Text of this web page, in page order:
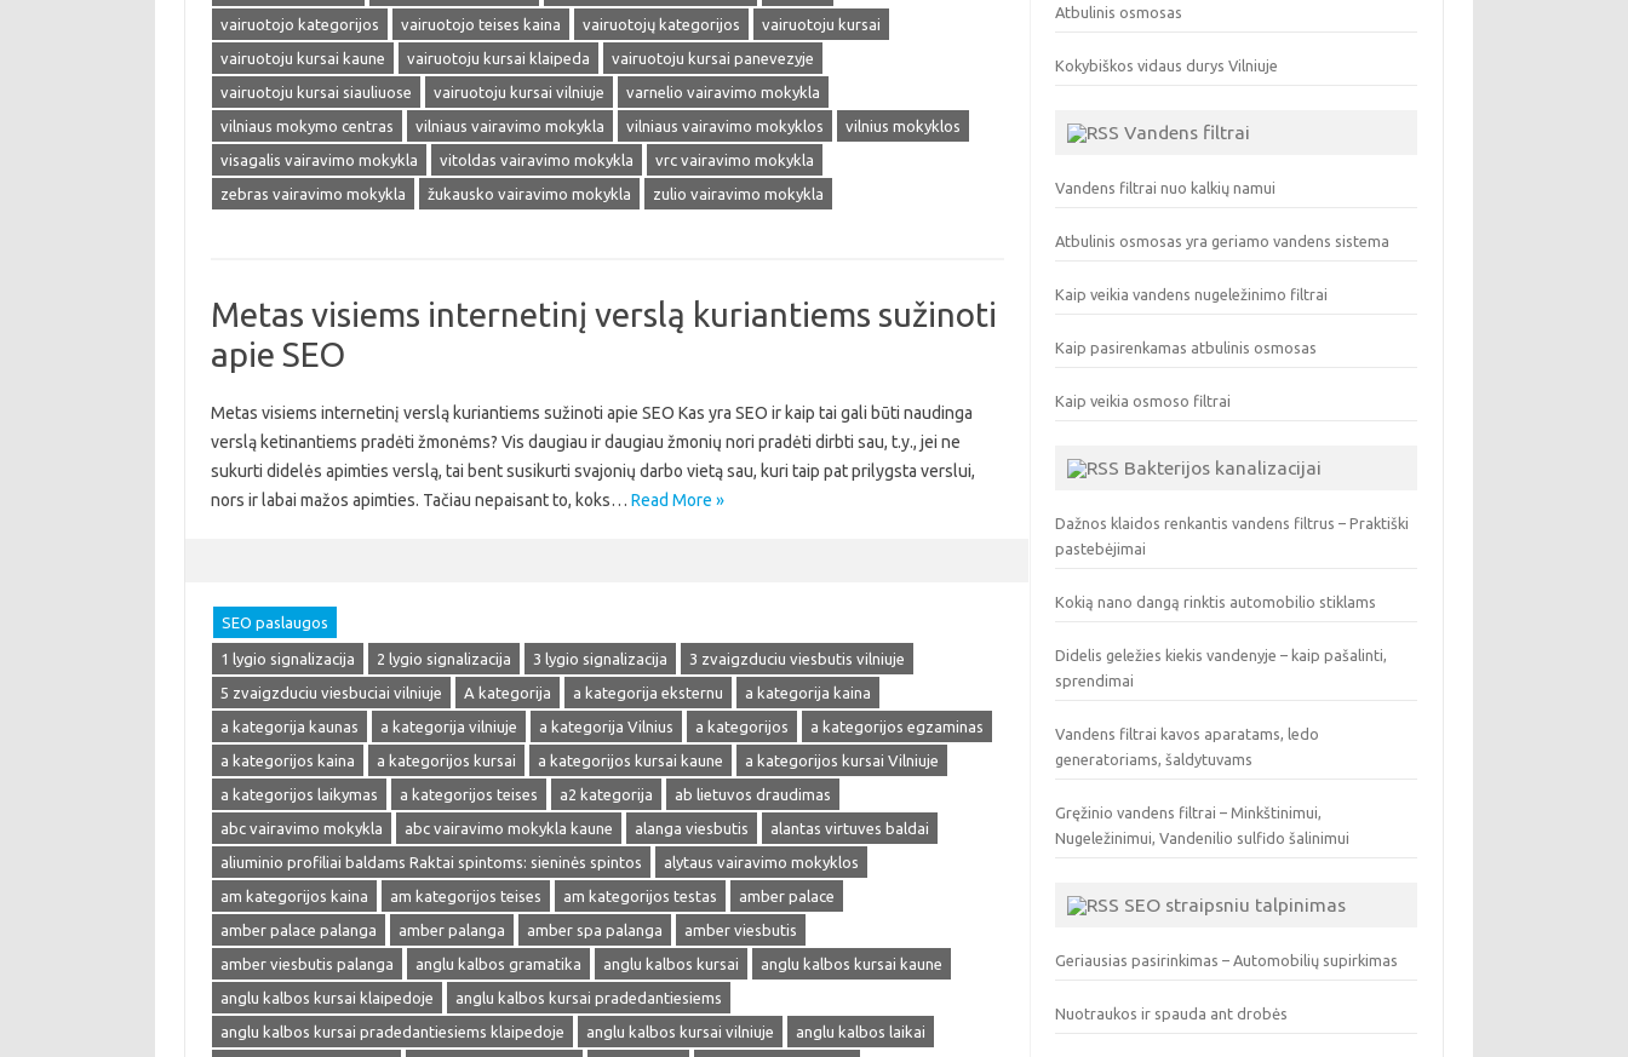
vairuotojo kategorijos
vairuotojo teises kaina vairuotojų kategorijos
vairuotoju kursai
vairuotoju kursai kaune
vairuotoju kursai klaipeda
vairuotoju kursai panevezyje
vairuotoju kursai siauliuose
vairuotoju kursai vilniuje
varnelio vairavimo mokykla
vilniaus mokymo centras
vilniaus vairavimo mokykla vilniaus vairavimo mokyklos
vilnius mokyklos
visagalis vairavimo mokykla
vitoldas vairavimo mokykla
vrc vairavimo mokykla
zebras vairavimo mokykla
žukausko vairavimo mokykla zulio vairavimo mokykla
Metas visiems internetinį verslą kuriantiems sužinoti
apie SEO
Metas visiems internetinį verslą kuriantiems sužinoti apie SEO Kas yra SEO ir kaip tai gali būti naudinga
verslą ketinantiems pradėti žmonėms? Vis daugiau ir daugiau žmonių nori pradėti dirbti sau, t.y., jei ne
sukurti didelės apimties verslą, tai bent susikurti svajonių darbo vietą sau, kuri taip pat prilygsta verslui,
nors ir labai mažos apimties. Tačiau nepaisant to, koks… Read More »
SEO paslaugos
1 lygio signalizacija 2 lygio signalizacija 3 lygio signalizacija
3 zvaigzduciu viesbutis vilniuje
5 zvaigzduciu viesbuciai vilniuje
A kategorija a kategorija eksternu
a kategorija kaina
a kategorija kaunas
a kategorija vilniuje a kategorija Vilnius a kategorijos
a kategorijos egzaminas
a kategorijos kaina
a kategorijos kursai a kategorijos kursai kaune
a kategorijos kursai Vilniuje
a kategorijos laikymas
a kategorijos teises a2 kategorija
ab lietuvos draudimas
abc vairavimo mokykla
abc vairavimo mokykla kaune alanga viesbutis
alantas virtuves baldai
aliuminio profiliai baldams Raktai spintoms: sieninės spintos
alytaus vairavimo mokyklos
am kategorijos kaina
am kategorijos teises am kategorijos testas
amber palace
amber palace palanga
amber palanga amber spa palanga
amber viesbutis
amber viesbutis palanga
anglu kalbos gramatika anglu kalbos kursai
anglu kalbos kursai kaune
anglu kalbos kursai klaipedoje
anglu kalbos kursai pradedantiesiems
anglu kalbos kursai pradedantiesiems klaipedoje
anglu kalbos kursai vilniuje anglu kalbos laikai
Atbulinis osmosas
Kokybiškos vidaus durys Vilniuje
Vandens filtrai
Vandens filtrai nuo kalkių namui
Atbulinis osmosas yra geriamo vandens sistema
Kaip veikia vandens nugeležinimo filtrai
Kaip pasirenkamas atbulinis osmosas
Kaip veikia osmoso filtrai
Bakterijos kanalizacijai
Dažnos klaidos renkantis vandens filtrus – Praktiški
pastebėjimai
Kokią nano dangą rinktis automobilio stiklams
Didelis geležies kiekis vandenyje – kaip pašalinti,
sprendimai
Vandens filtrai kavos aparatams, ledo
generatoriams, šaldytuvams
Gręžinio vandens filtrai – Minkštinimui,
Nugeležinimui, Vandenilio sulfido šalinimui
SEO straipsniu talpinimas
Geriausias pasirinkimas – Automobilių supirkimas
Nuotraukos ir spauda ant drobės